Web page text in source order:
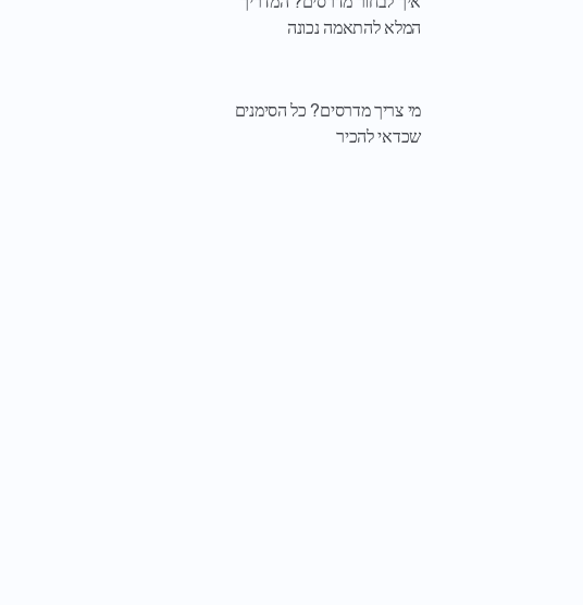
המלא להתאמה נכונה
מי צריך מדרסים? כל הסימנים
שכדאי להכיר